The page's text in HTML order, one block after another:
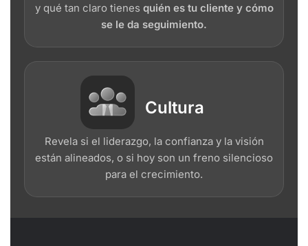
y qué tan claro tienes quién es tu cliente y cómo
se le da seguimiento.
Cultura
Revela si el liderazgo, la confianza y la visión
están alineados, o si hoy son un freno silencioso
para el crecimiento.